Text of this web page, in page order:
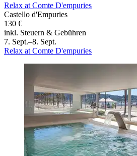
Relax at Comte D'empuries
Castello d'Empuries
130 €
inkl. Steuern & Gebühren
7. Sept.–8. Sept.
Relax at Comte D'empuries